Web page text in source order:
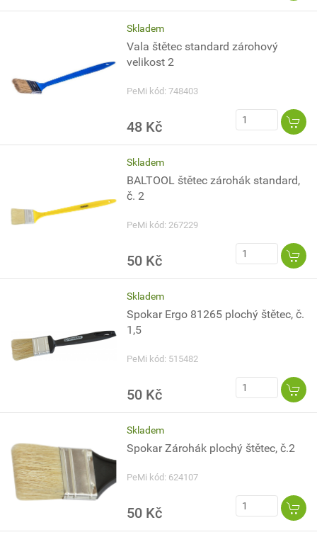
Skladem
Vala štětec standard zárohový
velikost 2
PeMi kód: 748403
48 Kč
Skladem
BALTOOL štětec zárohák standard,
č. 2
PeMi kód: 267229
50 Kč
Skladem
Spokar Ergo 81265 plochý štětec, č.
1,5
PeMi kód: 515482
50 Kč
Skladem
Spokar Zárohák plochý štětec, č.2
PeMi kód: 624107
50 Kč